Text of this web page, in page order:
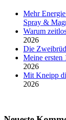
Mehr
Spray &
Warum
2026
Die
Meine ersten
2026
Mit Kneipp
2026